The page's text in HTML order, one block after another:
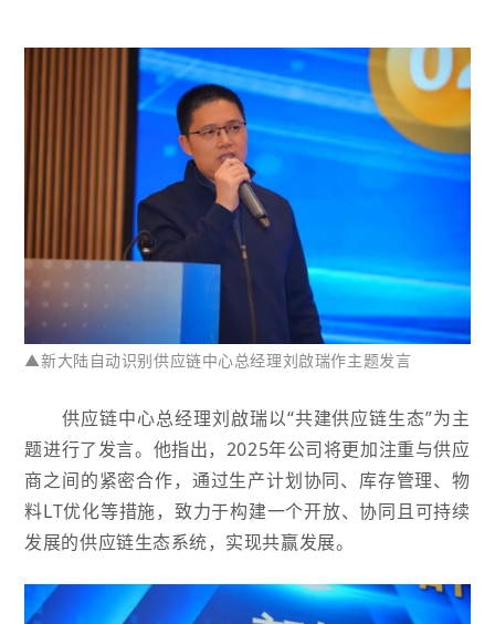
▲新大陆自动识别供应链中心总经理刘啟瑞作主题发言
供应链中心总经理刘啟瑞以“共建供应链生态”为主
题进行了发言。他指出，2025年公司将更加注重与供应
商之间的紧密合作，通过生产计划协同、库存管理、物
料LT优化等措施，致力于构建一个开放、协同且可持续
发展的供应链生态系统，实现共赢发展。